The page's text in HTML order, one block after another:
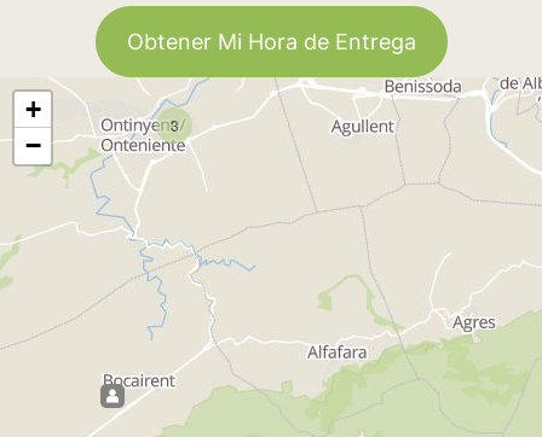
Obtener Mi Hora de Entrega
3
+
−